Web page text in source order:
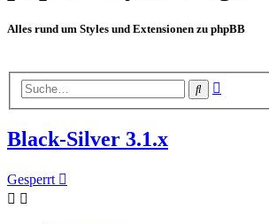
Alles rund um Styles und Extensionen zu phpBB
Suche
Black-Silver 3.1.x
Gesperrt